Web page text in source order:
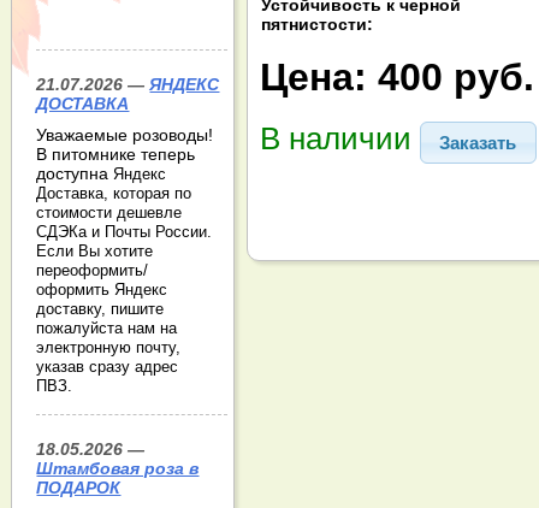
Устойчивость к черной
пятнистости:
Цена: 400 руб.
В наличии Заказать
21.07.2026 —ЯНДЕКС
ДОСТАВКА
Уважаемые розоводы!
В питомнике теперь
доступнаЯндекс
Доставка, которая по
стоимости дешевле
СДЭКа и Почты России.
Если Вы хотите
переоформить/
оформить Яндекс
доставку, пишите
пожалуйста нам на
электронную почту,
указав сразу адрес
ПВЗ.
18.05.2026 —
Штамбовая роза в
ПОДАРОК